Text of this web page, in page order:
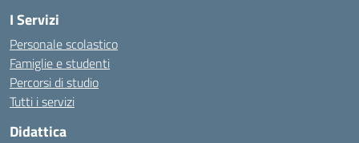
I Servizi
Personale scolastico
Famiglie e studenti
Percorsi di studio
Tutti i servizi
Didattica